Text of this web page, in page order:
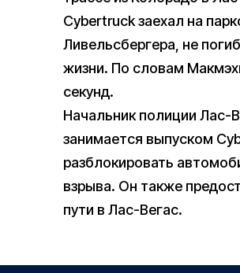
Cybertruck заехал на
Ливельсбергера, не
жизни. По словам
секунд.
Начальник полиции Лас-
занимается выпуском
разблокировать
взрыва. Он также
пути в Лас-Вегас.